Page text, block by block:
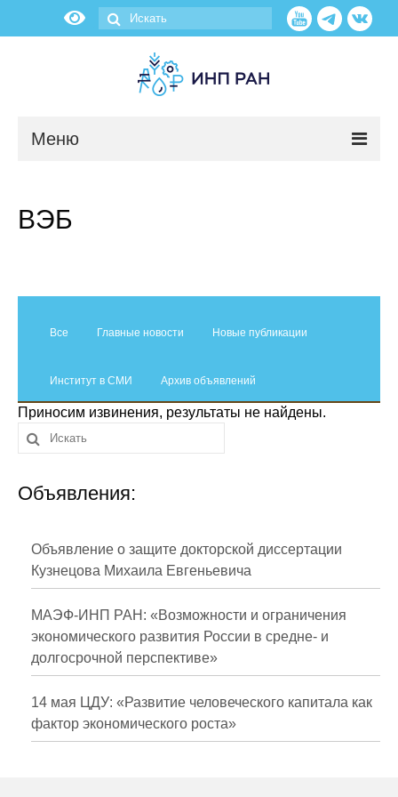
Меню
О нас
Сотрудники
Отчетность
Противодействие коррупции
Публикации
Научная жизнь
Издания
Проблемы прогнозирования
О журнале
ВЭБ
Все Главные новости Новые публикации
Институт в СМИ Архив объявлений
Приносим извинения, результаты не найдены.
Объявления:
Объявление о защите докторской диссертации
Кузнецова Михаила Евгеньевича
МАЭФ-ИНП РАН: «Возможности и ограничения
экономического развития России в средне- и
долгосрочной перспективе»
14 мая ЦДУ: «Развитие человеческого капитала как
фактор экономического роста»